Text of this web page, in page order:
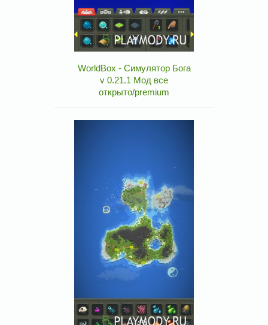
WorldBox - Симулятор Бога
v 0.21.1 Мод все
открыто/premium